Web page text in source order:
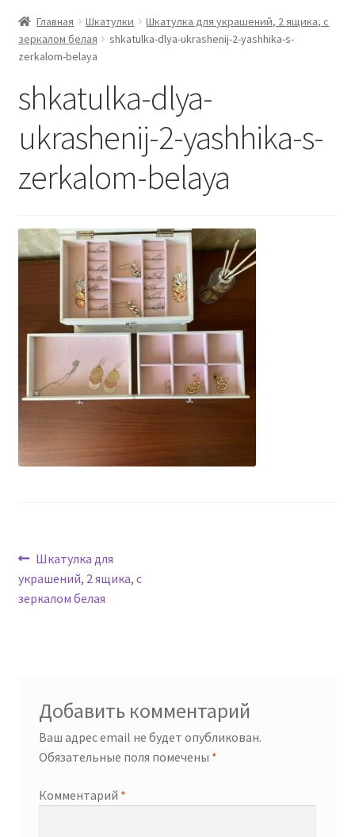
Главная Шкатулки
Шкатулка для украшений, 2 ящика, с
зеркалом белая
shkatulka-dlya-ukrashenij-2-yashhika-s-
zerkalom-belaya
shkatulka-dlya-
ukrashenij-2-yashhika-s-
zerkalom-belaya
Навигация
по
Предыдущая
запись:
Шкатулка для
украшений, 2 ящика, с
зеркалом белая
Добавить комментарий
Ваш адрес email не будет опубликован.
Обязательные поля помечены *
Комментарий *